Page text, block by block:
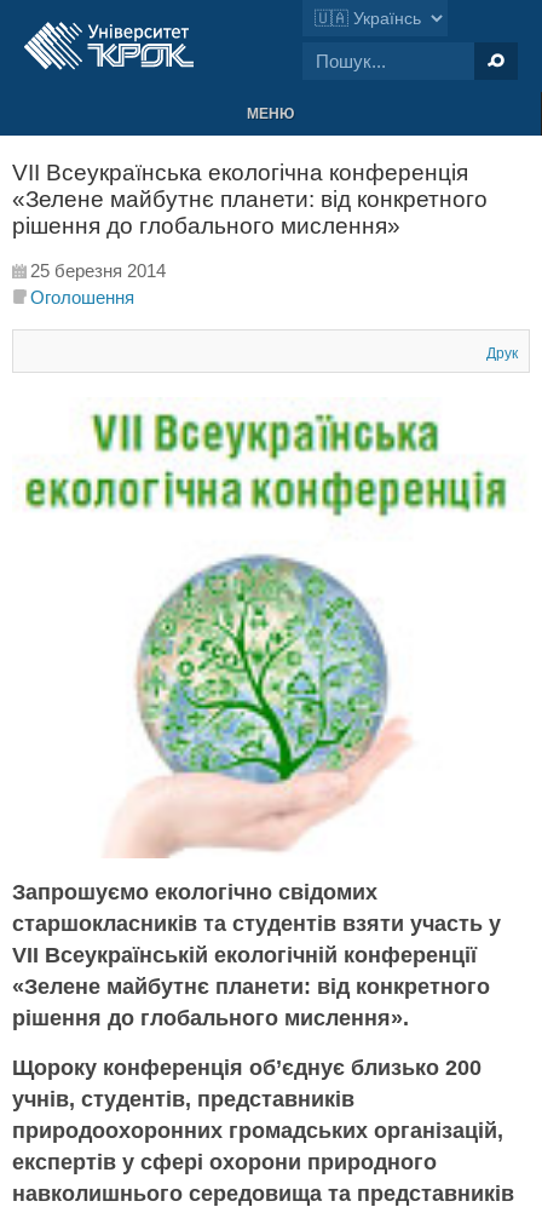
МЕНЮ
VII Всеукраїнська екологічна конференція
«Зелене майбутнє планети: від конкретного
рішення до глобального мислення»
25 березня 2014
Оголошення
Друк
Запрошуємо екологічно свідомих
старшокласників та студентів взяти участь у
VII Всеукраїнській екологічній конференції
«Зелене майбутнє планети: від конкретного
рішення до глобального мислення».
Щороку конференція об’єднує близько 200
учнів, студентів, представників
природоохоронних громадських організацій,
експертів у сфері охорони природного
навколишнього середовища та представників